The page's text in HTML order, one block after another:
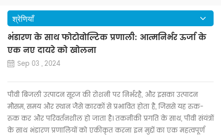
श्रेणियाँ
भंडारण के साथ फोटोवोल्टिक प्रणाली: आत्मनिर्भर ऊर्जा के
एक नए दायरे को खोलना
Sep 03 , 2024
पीवी बिजली उत्पादनसूरज की रोशनी पर निर्भरहै, और इसका उत्पादन
मौसम, समय और स्थान जैसे कारकों से प्रभावित होता है, जिससे यह रुक-
रुक कर और परिवर्तनशील हो जाता है। तकनीकी प्रगति के साथ, पीवी संयंत्रों
के साथ भंडारण प्रणालियों को एकीकृत करना इन मुद्दों का एक महत्वपूर्ण